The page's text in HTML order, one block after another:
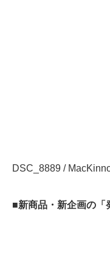
DSC_8889 /
■新商品・新企画の「